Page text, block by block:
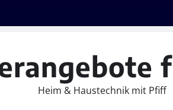
Heim & Haustechnik mit Pfiff